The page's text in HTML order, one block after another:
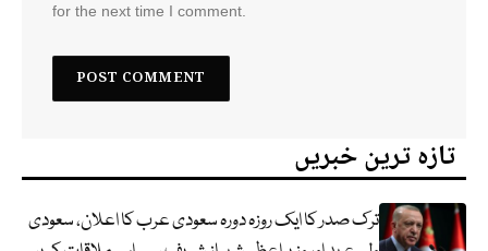
for the next time I comment.
تازہ ترین خبریں
ترک صدر کا ایک روزہ دورہ سعودی عرب کا اعلان، سعودی